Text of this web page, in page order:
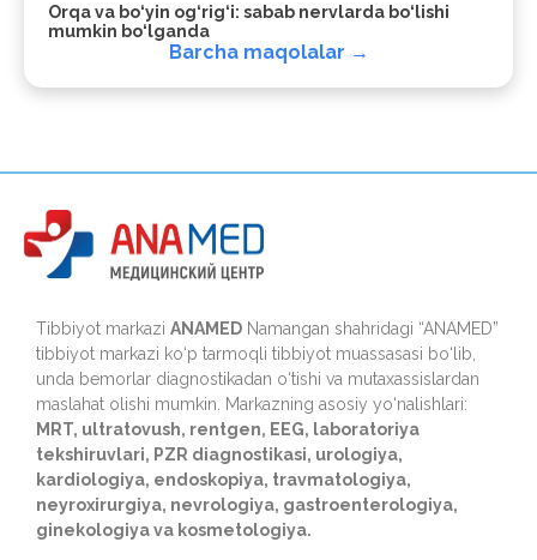
Orqa va bo‘yin og‘rig‘i: sabab nervlarda bo‘lishi
mumkin bo‘lganda
Barcha maqolalar →
Tibbiyot markazi ANAMED Namangan shahridagi “ANAMED”
tibbiyot markazi ko‘p tarmoqli tibbiyot muassasasi bo‘lib,
unda bemorlar diagnostikadan o‘tishi va mutaxassislardan
maslahat olishi mumkin. Markazning asosiy yo‘nalishlari:
MRT, ultratovush, rentgen, EEG, laboratoriya
tekshiruvlari, PZR diagnostikasi, urologiya,
kardiologiya, endoskopiya, travmatologiya,
neyroxirurgiya, nevrologiya, gastroenterologiya,
ginekologiya va kosmetologiya.